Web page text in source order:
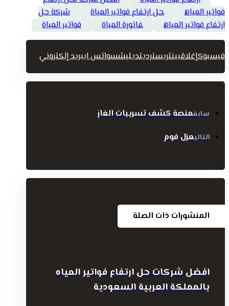
فواتير المياه
حل ارتفاع فواتير المياة
شركة حل
ارتفاع فواتير المياه
فاتورة المياة فواتير المياة
فيسبوكإغلاقبينتريسترديتديليشسواتس اببريد إلكتروني
سابقمنصة كشف تسريبات الغاز
التاليعزل فوم
المنشورات ذات الصلة
افضل شركات حل ارتفاع فواتير المياه
بالمملكة العربية السعودية